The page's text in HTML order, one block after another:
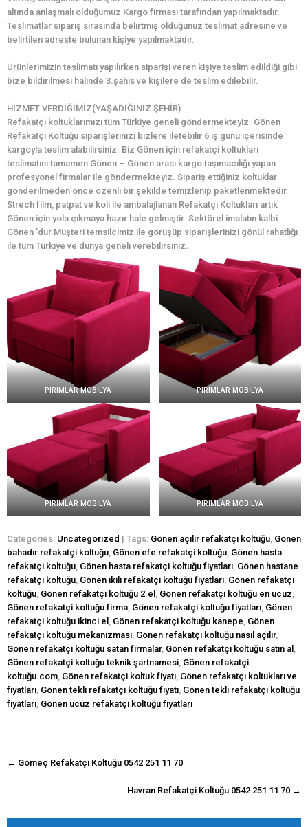
altında anlaşmalı olduğumuz Kargo firması tarafından yapılmaktadır.
Teslimatlar sipariş sırasında belirtmiş olduğunuz teslimat adresine ve
belirtilen adreste bulunan kişiye yapılmaktadır.
Ürünlerimizin teslimatı yapılırken siparişi veren kişiye teslim edildiği gibi
bize bildirilmesi halinde 3.şahıs ve kişilere de teslim edilebilir.
HİZMET VERDİĞİMİZ(YAŞADIĞINIZ ŞEHİR):
Refakatçi koltuklarımızı tüm Türkiye geneli göndermekteyiz. Gönen
Refakatçi Koltuğu siparişlerinizi bizlere iletebilir 6 iş günü içerisinde
kargoyla teslim alabilirsiniz. Biz Gönen için refakatçi koltukları
teslimatını tamamen Gönen – Gönen arası kargo taşımacılığı yapan
profesyonel firmalar ile göndermekteyiz. Sipariş ettiğiniz koltuklar
gönderilmeden önce özenli bir şekilde temizlenip paketlenmektedir.
Strech film, patpat ve koli ile ambalajlanan Refakatçi Koltukları artık
Gönen için yola çıkmaya hazır hale gelmiştir. Sektörel imalatın kalbi
Gönen ’dur.Müşteri temsilcimiz ile görüşüp siparişlerinizi gönül rahatlığı
ile tüm Türkiye ve dünya geneli verebilirsiniz.
PIRIMLAR MOBİLYA PIRIMLAR MOBİLYA
PIRIMLAR MOBİLYA PIRIMLAR MOBİLYA
Categories: Uncategorized | Tags: Gönen açılır refakatçi koltuğu Gönen
bahadır refakatçi koltuğu Gönen efe refakatçi koltuğu Gönen hasta
refakatçi koltuğu Gönen hasta refakatçi koltuğu fiyatları Gönen hastane
refakatçi koltuğu Gönen ikili refakatçi koltuğu fiyatları Gönen refakatçi
koltuğu Gönen refakatçi koltuğu 2.el Gönen refakatçi koltuğu en ucuz
Gönen refakatçi koltuğu firma Gönen refakatçi koltuğu fiyatları Gönen
refakatçi koltuğu ikinci el
Gönen refakatçi koltuğu kanepe Gönen
refakatçi koltuğu mekanizması Gönen refakatçi koltuğu nasıl açılır,
Gönen refakatçi koltuğu satan firmalar, Gönen refakatçi koltuğu satın al
Gönen refakatçi koltuğu teknik şartnamesi Gönen refakatçi
koltuğu.com Gönen refakatçi koltuk fiyatı Gönen refakatçı koltukları ve
fiyatları Gönen tekli refakatçi koltuğu fiyatı Gönen tekli refakatçi koltuğu
fiyatları Gönen ucuz refakatçi koltuğu fiyatları
navigasyon
← Gömeç Refakatçi Koltuğu 0542 251 11 70
Havran Refakatçi Koltuğu 0542 251 11 70 →